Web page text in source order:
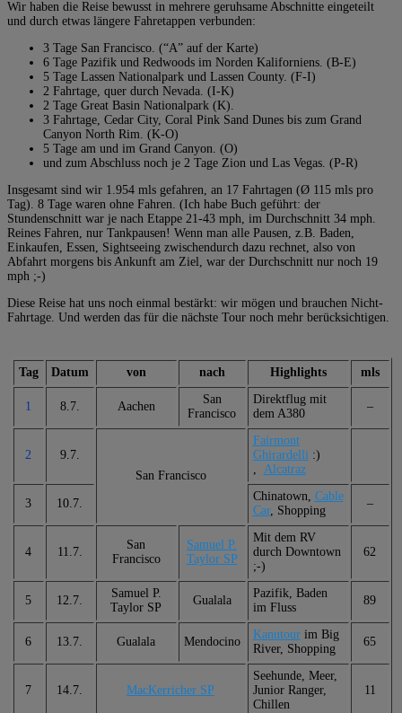
Wir haben die Reise bewusst in mehrere geruhsame Abschnitte eingeteilt
und durch etwas längere Fahretappen verbunden:
3 Tage San Francisco. (“A” auf der Karte)
6 Tage Pazifik und Redwoods im Norden Kaliforniens. (B-E)
5 Tage Lassen Nationalpark und Lassen County. (F-I)
2 Fahrtage, quer durch Nevada. (I-K)
2 Tage Great Basin Nationalpark (K).
3 Fahrtage, Cedar City, Coral Pink Sand Dunes bis zum Grand
Canyon North Rim. (K-O)
5 Tage am und im Grand Canyon. (O)
und zum Abschluss noch je 2 Tage Zion und Las Vegas. (P-R)
Insgesamt sind wir 1.954 mls gefahren, an 17 Fahrtagen (Ø 115 mls pro
Tag). 8 Tage waren ohne Fahren. (Ich habe Buch geführt: der
Stundenschnitt war je nach Etappe 21-43 mph, im Durchschnitt 34 mph.
Reines Fahren, nur Tankpausen! Wenn man alle Pausen, z.B. Baden,
Einkaufen, Essen, Sightseeing zwischendurch dazu rechnet, also von
Abfahrt morgens bis Ankunft am Ziel, war der Durchschnitt nur noch 19
mph ;-)
Diese Reise hat uns noch einmal bestärkt: wir mögen und brauchen Nicht-
Fahrtage. Und werden das für die nächste Tour noch mehr berücksichtigen.
Tag Datum von nach Highlights mls
1 8.7. Aachen
San
Francisco
Direktflug mit
dem A380
–
2
9.7.
San Francisco
Fairmont
Ghirardelli:)
, Alcatraz
3 10.7.
Chinatown, Cable
Car, Shopping
–
4 11.7.
San
Francisco
Samuel P.
Taylor SP
Mit dem RV
durch Downtown
;-)
62
5 12.7.
Samuel P.
Taylor SP
Gualala
Pazifik, Baden
im Fluss
89
6 13.7. Gualala Mendocino
Kanutourim Big
River, Shopping
65
7 14.7. MacKerricher SP
Seehunde, Meer,
Junior Ranger,
Chillen
11